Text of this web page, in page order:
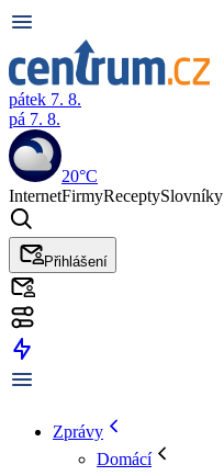
pátek 7. 8.
pá 7. 8.
20°C
InternetFirmyReceptySlovníky
Přihlášení
Zprávy
Domácí